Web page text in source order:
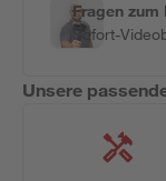
Fragen zum
Sofort-
Unsere